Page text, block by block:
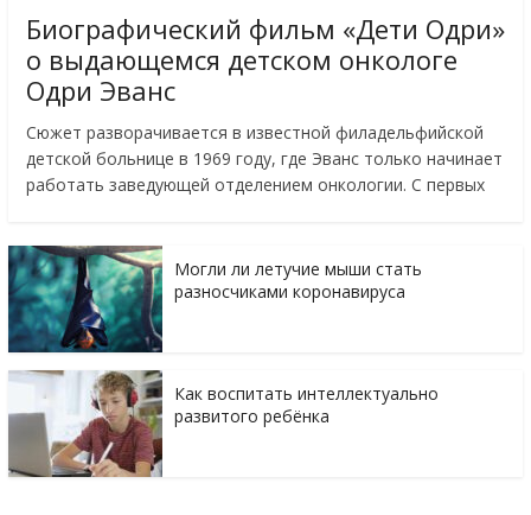
Биографический фильм «Дети Одри»
о выдающемся детском онкологе
Одри Эванс
Сюжет разворачивается в известной филадельфийской
детской больнице в 1969 году, где Эванс только начинает
работать заведующей отделением онкологии. С первых
Могли ли летучие мыши стать
разносчиками коронавируса
Как воспитать интеллектуально
развитого ребёнка